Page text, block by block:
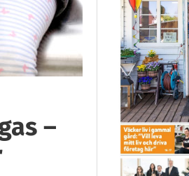
–